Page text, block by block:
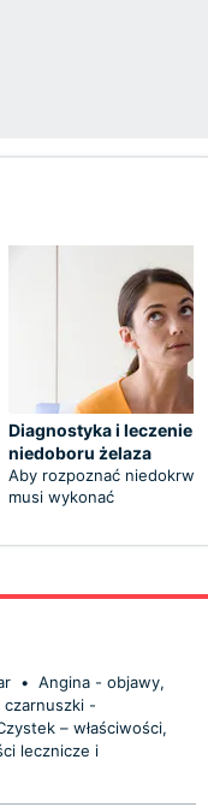
Diagnostyka i leczenie
niedoboru żelaza
Aby rozpoznać
musi wykonać
• Angina - objawy,
czarnuszki -
– właściwości,
lecznicze i